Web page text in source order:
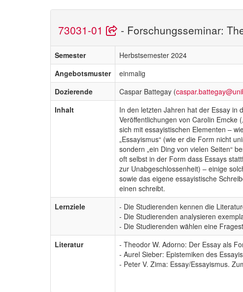
73031-01 - Forschungsseminar:
Semester
Herbstsemester 2024
Angebotsmuster
einmalig
Dozierende
Caspar Battegay (
Inhalt
In den letzten Jahren hat der Essay in
Veröffentlichungen von Carolin Emcke
sich mit essayistischen Elementen –
„Essayismus“ (wie er die Form nicht
sondern „ein Ding von vielen Seiten“
oft selbst in der Form dass Essays
zur Unabgeschlossenheit) – einige
sowie das eigene essayistische
einen schreibt.
Lernziele
- Die Studierenden kennen die
- Die Studierenden analysieren
- Die Studierenden wählen eine
Literatur
- Theodor W. Adorno: Der Essay als
- Aurel Sieber: Epistemiken des
- Peter V. Zima: Essay/Essayismus.